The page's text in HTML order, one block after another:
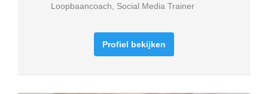
Loopbaancoach, Social Media Trainer
Profiel bekijken